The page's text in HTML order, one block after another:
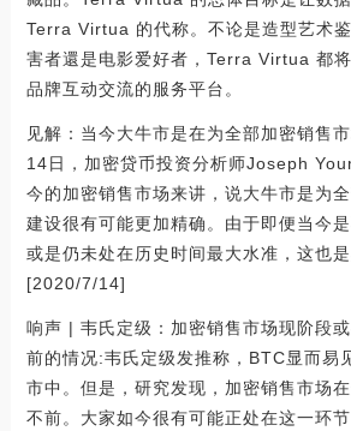
Terra Virtua 的代称。不论是造型艺术
害者還是电影爱好者，Terra Virtua 都
品牌互动交流的服务平台。
见解：当今大牛市是在为全部加密销售
14日，加密贷币投资分析师Joseph
今的加密销售市场来讲，说大牛市是为
建设很有可能更加精确。由于即便当今
或是仍未处在历史时间最大水准，这也是
[2020/7/14]
响声 | 韦氏定级：加密销售市场现阶段
前的情况:韦氏定级发推称，BTC显而易
市中。但是，研究发现，加密销售市场
不前。大家如今很有可能正处在这一环